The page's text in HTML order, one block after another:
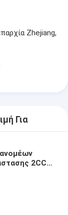
Zhejiang,
Για
2CC